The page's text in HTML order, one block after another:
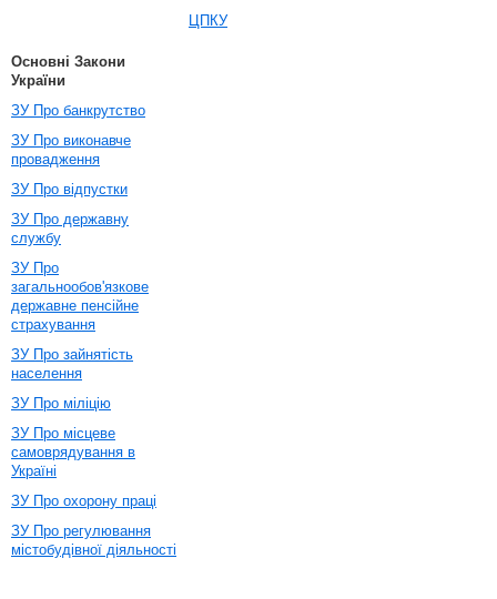
ЦПКУ
Основні Закони
України
ЗУ Про банкрутство
ЗУ Про виконавче
провадження
ЗУ Про відпустки
ЗУ Про державну
службу
ЗУ Про
загальнообов'язкове
державне пенсійне
страхування
ЗУ Про зайнятість
населення
ЗУ Про міліцію
ЗУ Про місцеве
самоврядування в
Україні
ЗУ Про охорону праці
ЗУ Про регулювання
містобудівної діяльності